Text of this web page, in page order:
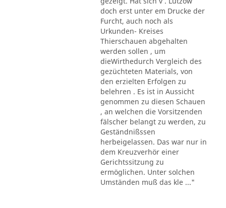
doch erst unter em Drucke der
Furcht, auch noch als
Urkunden- Kreises
Thierschauen abgehalten
werden sollen , um
dieWirthedurch Vergleich des
gezüchteten Materials, von
den erzielten Erfolgen zu
belehren . Es ist in Aussicht
genommen zu diesen Schauen
, an welchen die Vorsitzenden
fälscher belangt zu werden, zu
Geständnißssen
herbeigelassen. Das war nur in
dem Kreuzverhör einer
Gerichtssitzung zu
ermöglichen. Unter solchen
Umständen muß das kle ..."